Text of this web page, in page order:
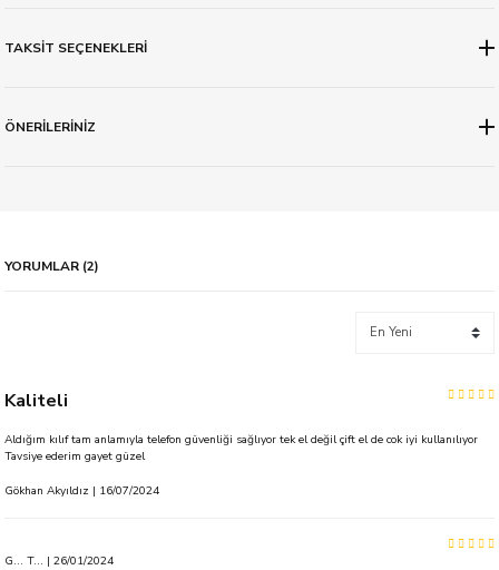
TAKSİT SEÇENEKLERİ
ÖNERİLERİNİZ
YORUMLAR (2)
Kaliteli
Aldığım kılıf tam anlamıyla telefon güvenliği sağlıyor tek el değil çift el de cok iyi kullanılıyor
Tavsiye ederim gayet güzel
Gökhan Akyıldız | 16/07/2024
G... T... | 26/01/2024